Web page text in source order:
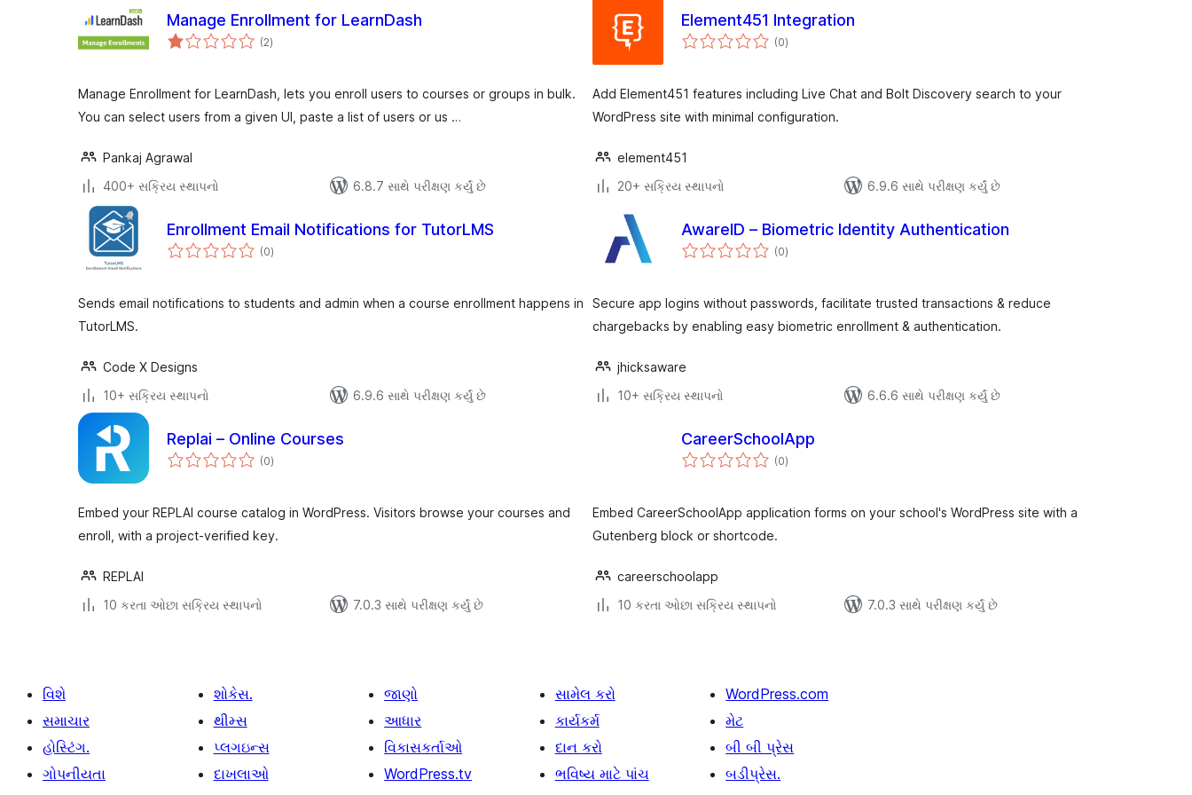
Manage Enrollment for LearnDash
(2કુલ
રેટિંગ્સ
)
Manage Enrollment for LearnDash, lets you enroll users to courses or groups in bulk.
You can select users from a given UI, paste a list of users or us …
Pankaj Agrawal
400+ સક્રિય સ્થાપનો
6.8.7 સાથે પરીક્ષણ કર્યું છે
Element451 Integration
(0કુલ
રેટિંગ્સ
)
Add Element451 features including Live Chat and Bolt Discovery search to your
WordPress site with minimal configuration.
element451
20+ સક્રિય સ્થાપનો
6.9.6 સાથે પરીક્ષણ કર્યું છે
Enrollment Email Notifications for TutorLMS
(0કુલ
રેટિંગ્સ
)
Sends email notifications to students and admin when a course enrollment happens in
TutorLMS.
Code X Designs
10+ સક્રિય સ્થાપનો
6.9.6 સાથે પરીક્ષણ કર્યું છે
AwareID – Biometric Identity Authentication
(0કુલ
રેટિંગ્સ
)
Secure app logins without passwords, facilitate trusted transactions & reduce
chargebacks by enabling easy biometric enrollment & authentication.
jhicksaware
10+ સક્રિય સ્થાપનો
6.6.6 સાથે પરીક્ષણ કર્યું છે
Replai – Online Courses
(0કુલ
રેટિંગ્સ
)
Embed your REPLAI course catalog in WordPress. Visitors browse your courses and
enroll, with a project-verified key.
REPLAI
10 કરતા ઓછા સક્રિય સ્થાપનો
7.0.3 સાથે પરીક્ષણ કર્યું છે
CareerSchoolApp
(0કુલ
રેટિંગ્સ
)
Embed CareerSchoolApp application forms on your school's WordPress site with a
Gutenberg block or shortcode.
careerschoolapp
10 કરતા ઓછા સક્રિય સ્થાપનો
7.0.3 સાથે પરીક્ષણ કર્યું છે
વિશે
સમાચાર
હોસ્ટિંગ.
ગોપનીયતા
શોકેસ.
થીમ્સ
પ્લગઇન્સ
દાખલાઓ
જાણો
આધાર
વિકાસકર્તાઓ
WordPress.tv
સામેલ કરો
કાર્યકર્મ
દાન કરો
ભવિષ્ય માટે પાંચ
WordPress.com
મેટ
બી બી પ્રેસ
બડીપ્રેસ.